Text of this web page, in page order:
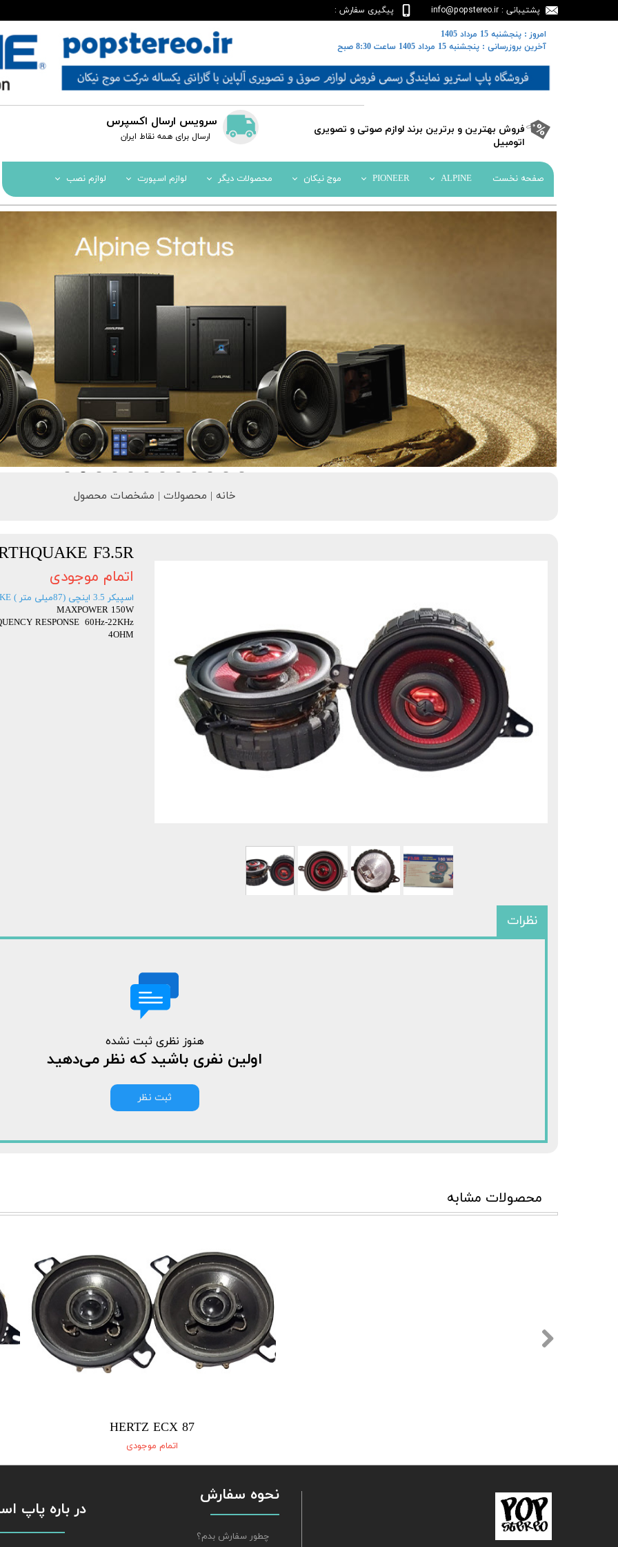
سرویس ارسال اکسپرس
​​ارسال برای همه نقاط ایران
پشتیبانی : info@popstereo.ir
پیگیری سفارش :
02188457837
​فروش بهترین و برترین برند لوازم صوتی و تصویری
اتومبیل​​​​​​​
صفحه نخست ALPINE
چنجر ALPINE
ساب ووفر ALPINE
کامپوننت ALPINE
اسپیکر ALPINE
PIONEER موج نیکان محصولات دیگر لوازم اسپورت لوازم نصب
​​امروز : پنجشنبه 15 مرداد 1405
​​​​​​​آخرین بروزرسانی : پنجشنبه 15 مرداد 1405 ساعت 8:30 صبح
خانه | محصولات | مشخصات محصول
F3.5R
اتمام موجودی
اسپیکر 3.5 اینچی (87میلی متر ) EARTHQUAKE
MAXPOWER 150W
RESPONSE 60Hz-22KHz
4OHM
نظرات
هنوز نظری ثبت نشده
اولین نفری باشید که نظر می‌دهید
ثبت نظر
محصولات مشابه
HERTZ ECX 87
اتمام موجودی
نحوه سفارش
چطور سفارش بدم؟
در باره پاپ